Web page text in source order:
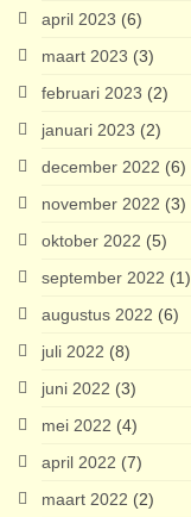
april 2023 (6)
maart 2023 (3)
februari 2023 (2)
januari 2023 (2)
december 2022 (6)
november 2022 (3)
oktober 2022 (5)
september 2022 (1)
augustus 2022 (6)
juli 2022 (8)
juni 2022 (3)
mei 2022 (4)
april 2022 (7)
maart 2022 (2)